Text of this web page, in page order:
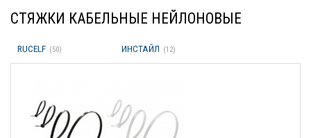
СТЯЖКИ КАБЕЛЬНЫЕ НЕЙЛОНОВЫЕ
RUCELF (50) ИНСТАЙЛ (12)